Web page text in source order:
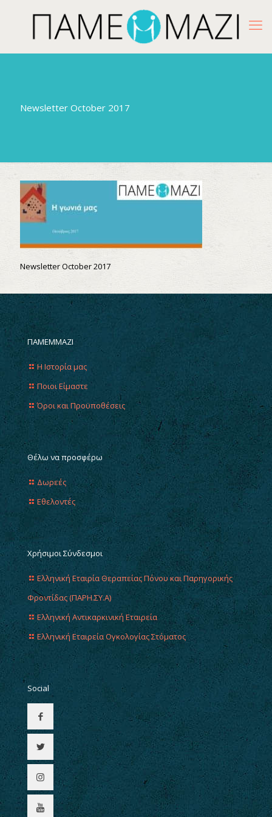
Newsletter October 2017
Newsletter October 2017
ΠΑΜΕΜΜΑΖΙ
Η Ιστορία μας
Ποιοι Είμαστε
Όροι και Προϋποθέσεις
Θέλω να προσφέρω
Δωρεές
Εθελοντές
Χρήσιμοι Σύνδεσμοι
Ελληνική Εταιρία Θεραπείας Πόνου και Παρηγορικής
Φροντίδας (ΠΑΡΗ.ΣΥ.Α)
Ελληνική Αντικαρκινική Εταιρεία
Ελληνική Εταιρεία Ογκολογίας Στόματος
Social